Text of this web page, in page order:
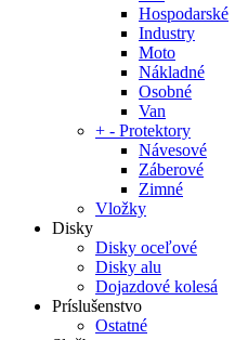
Hospodarské
Industry
Moto
Nákladné
Osobné
Van
+ - Protektory
Návesové
Záberové
Zimné
Vložky
Disky
Disky oceľové
Disky alu
Dojazdové kolesá
Príslušenstvo
Ostatné